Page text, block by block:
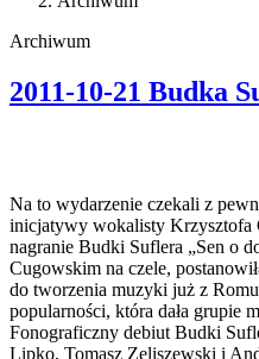
Archiwum
2011-10-21 Budka
Na to wydarzenie czekali z
inicjatywy wokalisty Krzysztofa
nagranie Budki Suflera „Sen o
Cugowskim na czele,
do tworzenia muzyki już z
popularności, która dała grupie
Fonograficzny debiut Budki
Lipko, Tomasz Zeliszewski i